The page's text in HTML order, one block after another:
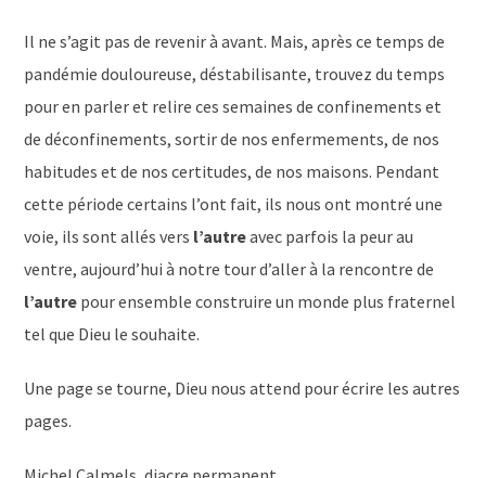
Il ne s’agit pas de revenir à avant. Mais, après ce temps de
pandémie douloureuse, déstabilisante, trouvez du temps
pour en parler et relire ces semaines de confinements et
de déconfinements, sortir de nos enfermements, de nos
habitudes et de nos certitudes, de nos maisons. Pendant
cette période certains l’ont fait, ils nous ont montré une
voie, ils sont allés vers l’autreavec parfois la peur au
ventre, aujourd’hui à notre tour d’aller à la rencontre de
l’autre pour ensemble construire un monde plus fraternel
tel que Dieu le souhaite.
Une page se tourne, Dieu nous attend pour écrire les autres
pages.